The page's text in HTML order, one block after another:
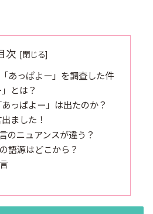
次
あっぱよー」を調査した件
とは？
っぱよー」は出たのか？
ました！
のニュアンスが違う？
語源はどこから？